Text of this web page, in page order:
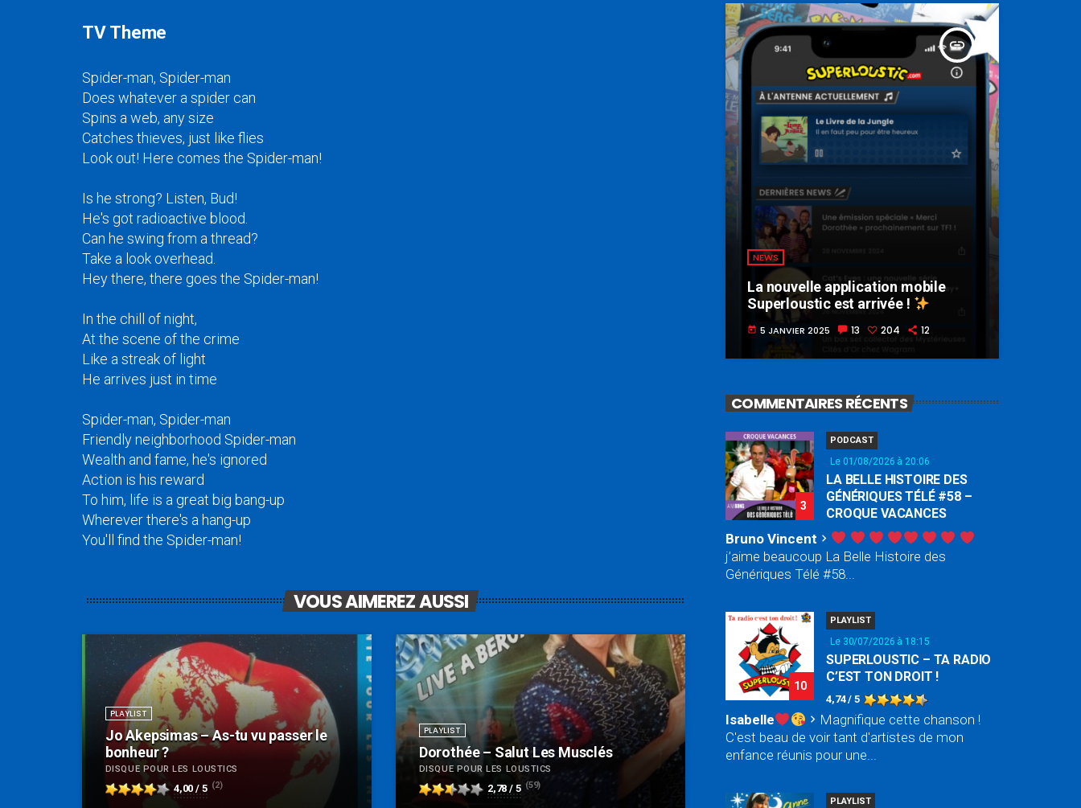
TV Theme
Spider-man, Spider-man
Does whatever a spider can
Spins a web, any size
Catches thieves, just like flies
Look out! Here comes the Spider-man!
Is he strong? Listen, Bud!
He's got radioactive blood.
Can he swing from a thread?
Take a look overhead.
Hey there, there goes the Spider-man!
In the chill of night,
At the scene of the crime
Like a streak of light
He arrives just in time
Spider-man, Spider-man
Friendly neighborhood Spider-man
Wealth and fame, he's ignored
Action is his reward
To him, life is a great big bang-up
Wherever there's a hang-up
You'll find the Spider-man!
VOUS AIMEREZ AUSSI
PLAYLIST
Jo Akepsimas – As-tu vu passer le
bonheur ?
DISQUE POUR LES LOUSTICS
4,00 / 5 (2)
PLAYLIST
Dorothée – Salut Les Musclés
DISQUE POUR LES LOUSTICS
2,78 / 5 (59)
insert_link
NEWS
La nouvelle application mobile
Superloustic est arrivée !
today 5 JANVIER 2025 13 204 12
COMMENTAIRES RÉCENTS
3
PODCAST
Le 01/08/2026 à 20:06
LA BELLE HISTOIRE DES
GÉNÉRIQUES TÉLÉ #58 –
CROQUE VACANCES
Bruno Vincent chevron_right
j’aime beaucoup La Belle Histoire des
Génériques Télé #58...
10
PLAYLIST
Le 30/07/2026 à 18:15
SUPERLOUSTIC – TA RADIO
C’EST TON DROIT !
4,74 / 5
Isabelle chevron_right Magnifique cette chanson !
C'est beau de voir tant d'artistes de mon
enfance réunis pour une...
PLAYLIST